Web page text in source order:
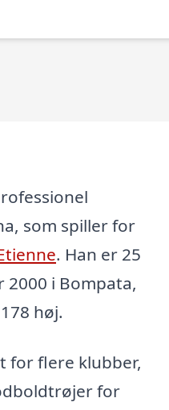
som spiller for
. Han er 25
2000 i Bompata,
høj.
for flere klubber,
for